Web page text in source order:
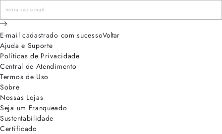
E-mail cadastrado com sucessoVoltar
Ajuda e Suporte
Políticas de Privacidade
Central de Atendimento
Termos de Uso
Sobre
Nossas Lojas
Seja um Franqueado
Sustentabilidade
Certificado